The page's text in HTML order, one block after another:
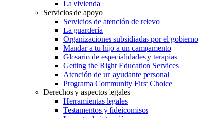
La vivienda
Servicios de apoyo
Servicios de atención de relevo
La guardería
Organizaciones subsidiadas por el gobierno
Mandar a tu hijo a un campamento
Glosario de especialidades y terapias
Getting the Right Education Services
Atención de un ayudante personal
Programa Community First Choice
Derechos y aspectos legales
Herramientas legales
Testamentos y fideicomisos